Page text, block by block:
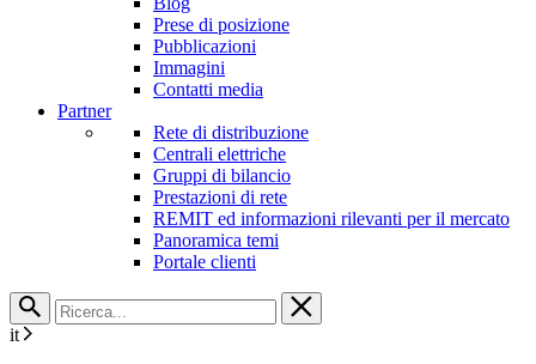
Prese di posizione
Pubblicazioni
Immagini
Contatti media
Partner
Rete di distribuzione
Centrali elettriche
Gruppi di bilancio
Prestazioni di rete
REMIT ed informazioni rilevanti per il mercato
Panoramica temi
Portale clienti
it